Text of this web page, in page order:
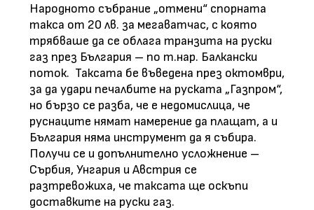
Народното събрание „отмени“ спорната
такса от 20 лв. за мегаватчас, с която
трябваше да се облага транзита на руски
газ през България – по т.нар. Балкански
поток. Таксата бе въведена през октомври,
за да удари печалбите на руската „Газпром“,
но бързо се разба, че е недомислица, че
руснаците нямат намерение да плащат, а и
България няма инструмент да я събира.
Получи се и допълнително усложнение –
Сърбия, Унгария и Австрия се
разтревожиха, че таксата ще оскъпи
доставките на руски газ.